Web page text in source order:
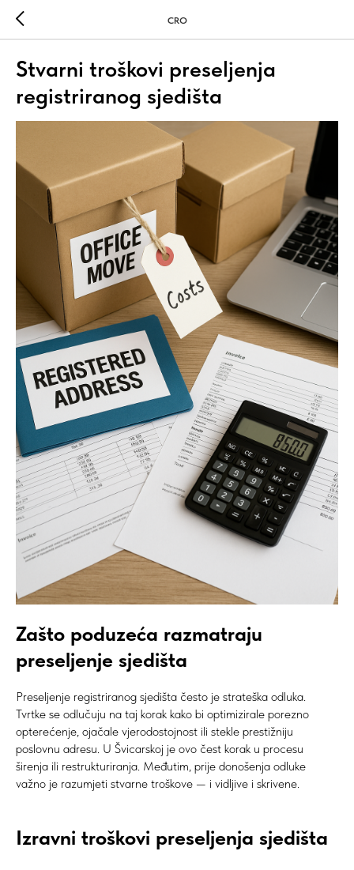
CRO
Stvarni troškovi preseljenja
registriranog sjedišta
Zašto poduzeća razmatraju
preseljenje sjedišta
Preseljenje registriranog sjedišta često je strateška odluka.
Tvrtke se odlučuju na taj korak kako bi optimizirale porezno
opterećenje, ojačale vjerodostojnost ili stekle prestižniju
poslovnu adresu. U Švicarskoj je ovo čest korak u procesu
širenja ili restrukturiranja. Međutim, prije donošenja odluke
važno je razumjeti stvarne troškove — i vidljive i skrivene.
Izravni troškovi preseljenja sjedišta